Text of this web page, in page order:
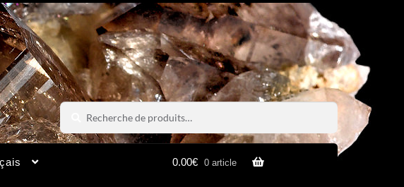
Recherche
pour :
Recherche
0.00€ 0 article